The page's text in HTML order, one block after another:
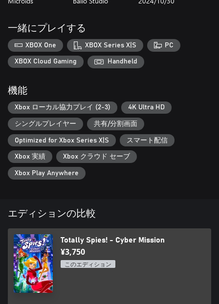
分からないので、注意しておきましょう...
トータリー・オンミツ：パズルを解き、アイテムを集め、見つ
からないように隠密に動くことで、潜入術をマスターしましょ
う！ミッションの成功が懸かっています。
スタイリッシュな装置：ハイテク装置を使い、シンガポールを
スタイリッシュに救いましょう。象徴的なコンパウダーからク
の相互作用、障害物の克服などのために役立てることができま
す。
団結の力： 大好きなスパイになりきって、最大 3 プレイヤーの
ローカルマルチプレイヤーモードで力を結束させましょう！ど
のスパイも独特な強みと特殊装置を持っているため、協力する
ことで、挑戦に打ち勝ったり、ミッションを進展させたりする
ことが可能になります。
シリーズさながら：「トータリー・スパイズ！」のエピソード
ャラクターたちと再会しましょう。
一緒にプレイする
XBOX One XBOX Series X|S PC
XBOX Cloud Gaming Handheld
機能
Xbox ローカル協力プレイ (2-3) 4K Ultra HD
シングルプレイヤー 共有/分割画面
Optimized for Xbox Series X|S スマート配信
Xbox 実績 Xbox クラウド セーブ
Xbox Play Anywhere
エディションの比較
Totally Spies! - Cyber Mission
¥3,750
このエディション